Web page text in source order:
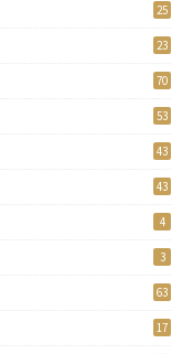
25
23
70
53
43
43
4
3
63
17